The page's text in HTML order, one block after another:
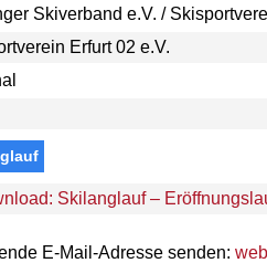
Skiverband e.V. /
Erfurt 02 e.V.
Skilanglauf –
E-Mail-Adresse senden: